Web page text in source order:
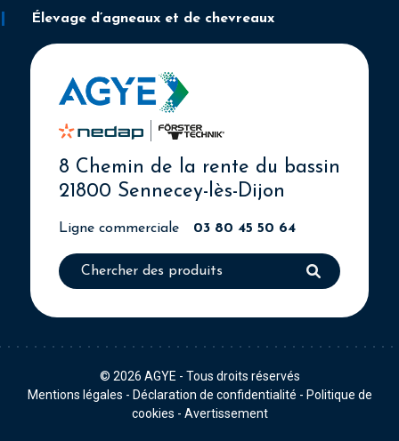
Élevage d’agneaux et de chevreaux
8 Chemin de la rente du bassin
21800 Sennecey-lès-Dijon
Ligne commerciale 03 80 45 50 64
© 2026 AGYE - Tous droits réservés
Mentions légales - Déclaration de confidentialité - Politique de
cookies - Avertissement